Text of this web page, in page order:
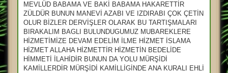
MEVLÜD BABAMA VE BAKİ BABAMA HAKARETTİR
ZÜLDÜR BUNUN MANEVİ AZABI VE IZDIRABI ÇOK ÇETİN
OLUR BİZLER DERVİŞLER OLARAK BU TARTIŞMALARI
BIRAKALIM BAGLI BULUNDUGUMUZ MUBAREKLERE
HİZMETİMİZE DEVAM EDELİM İLME HİZMET İSLAMA
HİZMET ALLAHA HİZMETTİR HİZMETİN BEDELİDE
HİMMETİ İLAHİDİR BUNUN DA YOLU MÜRŞİDİ
KAMİLLERDİR MÜRŞİDİ KAMİLLİGİNDE ANA KURALI EHLİ